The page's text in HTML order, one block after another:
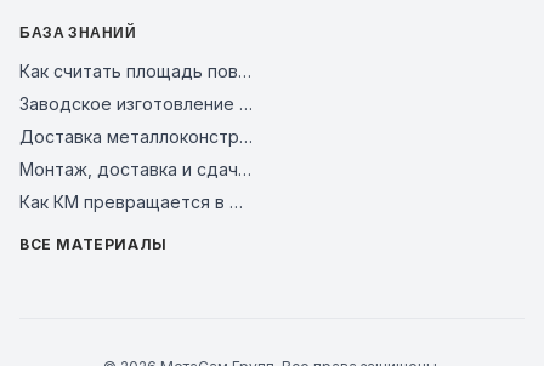
БАЗА ЗНАНИЙ
Как считать площадь поверхности металлоконструкций для покраски и АКЗ
Заводское изготовление и контроль качества стальных конструкций
Доставка металлоконструкций на объект: как связать график отгрузки и монтаж
Монтаж, доставка и сдача металлокаркаса
Как КМ превращается в КМД для завода и монтажной площадки
ВСЕ МАТЕРИАЛЫ